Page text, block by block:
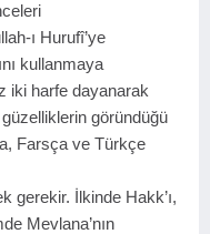
ı Hurufî’ye
kullanmaya
iki harfe dayanarak
güzelliklerin göründüğü
Farsça ve Türkçe
gerekir. İlkinde Hakk’ı,
Mevlana’nın